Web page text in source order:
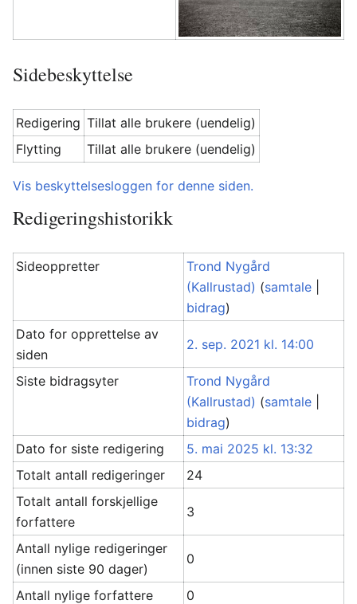
Sidebeskyttelse
Redigering Tillat alle brukere (uendelig)
Flytting
Tillat alle brukere (uendelig)
Vis beskyttelsesloggen for denne siden.
Redigeringshistorikk
Sideoppretter
Trond Nygård
(Kallrustad) (samtale
bidrag)
Dato for opprettelse av
siden
2. sep. 2021 kl. 14:00
Siste bidragsyter
Trond Nygård
(Kallrustad) (samtale
bidrag)
Dato for siste redigering
5. mai 2025 kl. 13:32
Totalt antall redigeringer
24
Totalt antall forskjellige
forfattere
3
Antall nylige redigeringer
(innen siste 90 dager)
0
Antall nylige forfattere 0